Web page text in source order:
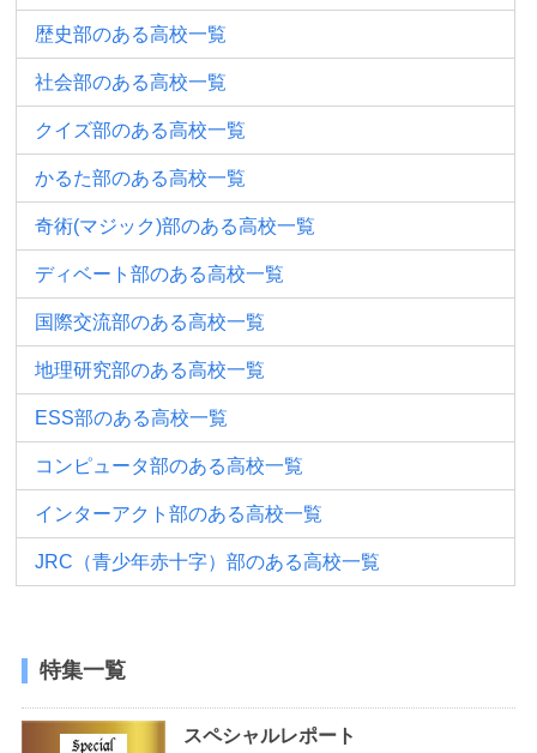
歴史部のある高校一覧
社会部のある高校一覧
クイズ部のある高校一覧
かるた部のある高校一覧
奇術(マジック)部のある高校一覧
ディベート部のある高校一覧
国際交流部のある高校一覧
地理研究部のある高校一覧
ESS部のある高校一覧
コンピュータ部のある高校一覧
インターアクト部のある高校一覧
JRC（青少年赤十字）部のある高校一覧
特集一覧
スペシャルレポート